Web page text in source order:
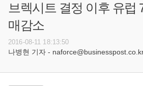
브렉시트 결정 이후 유럽
매감소
2016-08-11 18:13:50
나병현 기자 -